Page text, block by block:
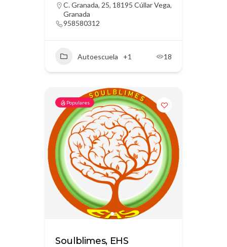
C. Granada, 25, 18195 Cúllar Vega,
Granada
958580312
Autoescuela +1 18
Populares
Soulblimes, EHS